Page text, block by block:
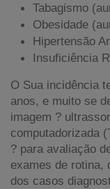
Tabagismo
Obesidade
Hipertensão
Insuficiência
O Sua incidência
anos, e muito se
imagem ?
computadorizada
? para avaliação
exames de rotina,
dos casos